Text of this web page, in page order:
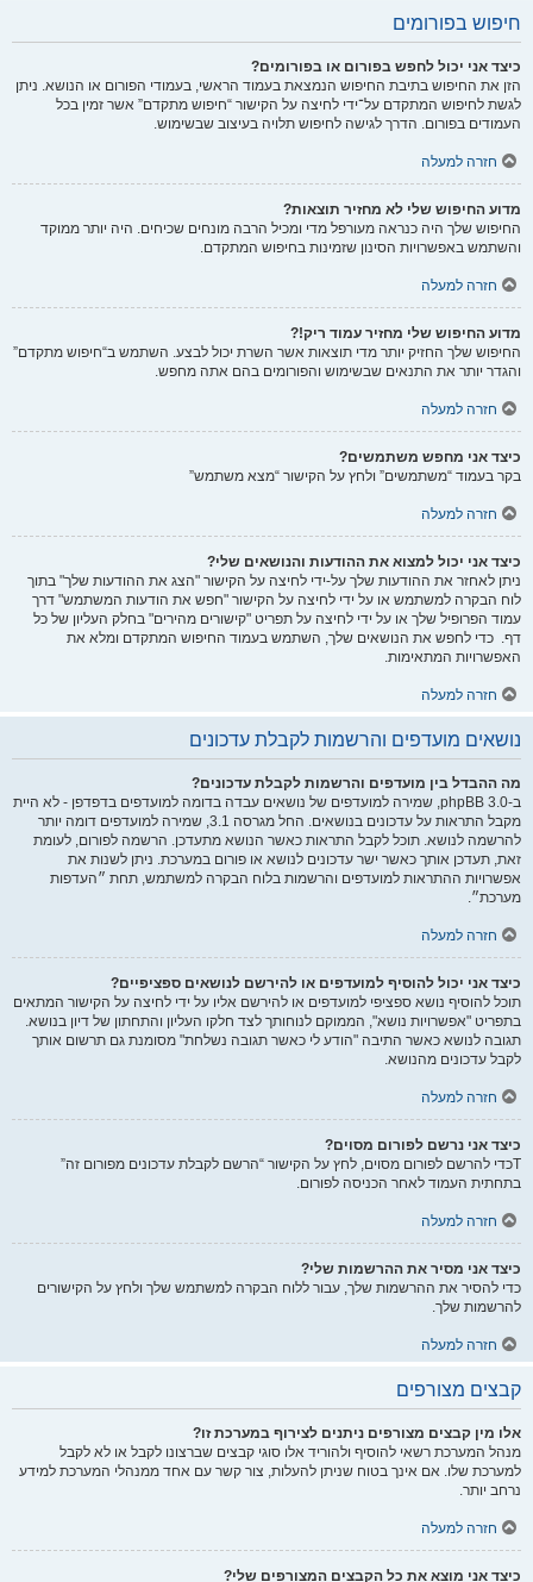
חיפוש בפורומים
כיצד אני יכול לחפש בפורום או בפורומים?
הזן את החיפוש בתיבת החיפוש הנמצאת בעמוד הראשי, בעמודי הפורום או הנושא. ניתן
לגשת לחיפוש המתקדם על־ידי לחיצה על הקישור “חיפוש מתקדם” אשר זמין בכל
העמודים בפורום. הדרך לגישה לחיפוש תלויה בעיצוב שבשימוש.
חזרה למעלה
מדוע החיפוש שלי לא מחזיר תוצאות?
החיפוש שלך היה כנראה מעורפל מדי ומכיל הרבה מונחים שכיחים. היה יותר ממוקד
והשתמש באפשרויות הסינון שזמינות בחיפוש המתקדם.
חזרה למעלה
מדוע החיפוש שלי מחזיר עמוד ריק!?
החיפוש שלך החזיק יותר מדי תוצאות אשר השרת יכול לבצע. השתמש ב“חיפוש מתקדם”
והגדר יותר את התנאים שבשימוש והפורומים בהם אתה מחפש.
חזרה למעלה
כיצד אני מחפש משתמשים?
בקר בעמוד “משתמשים” ולחץ על הקישור “מצא משתמש”
חזרה למעלה
כיצד אני יכול למצוא את ההודעות והנושאים שלי?
ניתן לאחזר את ההודעות שלך על-ידי לחיצה על הקישור "הצג את ההודעות שלך" בתוך
לוח הבקרה למשתמש או על ידי לחיצה על הקישור "חפש את הודעות המשתמש" דרך
עמוד הפרופיל שלך או על ידי לחיצה על תפריט "קישורים מהירים" בחלק העליון של כל
דף. כדי לחפש את הנושאים שלך, השתמש בעמוד החיפוש המתקדם ומלא את
האפשרויות המתאימות.
חזרה למעלה
נושאים מועדפים והרשמות לקבלת עדכונים
מה ההבדל בין מועדפים והרשמות לקבלת עדכונים?
ב-phpBB 3.0, שמירה למועדפים של נושאים עבדה בדומה למועדפים בדפדפן - לא היית
מקבל התראות על עדכונים בנושאים. החל מגרסה 3.1, שמירה למועדפים דומה יותר
להרשמה לנושא. תוכל לקבל התראות כאשר הנושא מתעדכן. הרשמה לפורום, לעומת
זאת, תעדכן אותך כאשר ישר עדכונים לנושא או פורום במערכת. ניתן לשנות את
אפשרויות ההתראות למועדפים והרשמות בלוח הבקרה למשתמש, תחת ״העדפות
מערכת״.
חזרה למעלה
כיצד אני יכול להוסיף למועדפים או להירשם לנושאים ספציפיים?
תוכל להוסיף נושא ספציפי למועדפים או להירשם אליו על ידי לחיצה על הקישור המתאים
בתפריט "אפשרויות נושא", הממוקם לנוחותך לצד חלקו העליון והתחתון של דיון בנושא.
תגובה לנושא כאשר התיבה "הודע לי כאשר תגובה נשלחת" מסומנת גם תרשום אותך
לקבל עדכונים מהנושא.
חזרה למעלה
כיצד אני נרשם לפורום מסוים?
Tכדי להרשם לפורום מסוים, לחץ על הקישור “הרשם לקבלת עדכונים מפורום זה”
בתחתית העמוד לאחר הכניסה לפורום.
חזרה למעלה
כיצד אני מסיר את ההרשמות שלי?
כדי להסיר את ההרשמות שלך, עבור ללוח הבקרה למשתמש שלך ולחץ על הקישורים
להרשמות שלך.
חזרה למעלה
קבצים מצורפים
אלו מין קבצים מצורפים ניתנים לצירוף במערכת זו?
מנהל המערכת רשאי להוסיף ולהוריד אלו סוגי קבצים שברצונו לקבל או לא לקבל
למערכת שלו. אם אינך בטוח שניתן להעלות, צור קשר עם אחד ממנהלי המערכת למידע
נרחב יותר.
חזרה למעלה
כיצד אני מוצא את כל הקבצים המצורפים שלי?